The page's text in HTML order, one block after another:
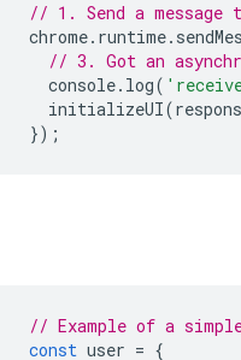
// 1. Send a
chrome. runtime.
// 3. Got an
console. log(
initializeUI(
});
// Example of a
const user = {